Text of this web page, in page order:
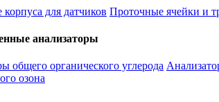
для датчиков Проточные ячейки и
анализаторы
общего органического углерода
озона